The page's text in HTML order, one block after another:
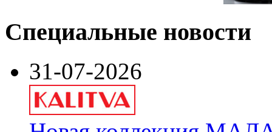
Специальные новости
31-07-2026